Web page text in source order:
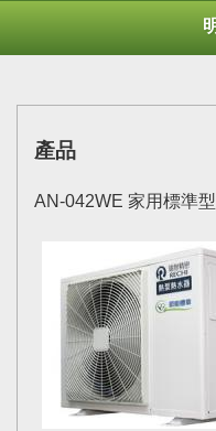
產品
AN-042WE 家用標準